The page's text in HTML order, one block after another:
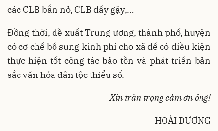
các CLB bắn nỏ, CLB đẩy gậy,…
Đồng thời, đề xuất Trung ương, thành phố, huyện
có cơ chế bổ sung kinh phí cho xã để có điều kiện
thực hiện tốt công tác bảo tồn và phát triển bản
sắc văn hóa dân tộc thiểu số.
Xin trân trọng cảm ơn ông!
HOÀI DƯƠNG